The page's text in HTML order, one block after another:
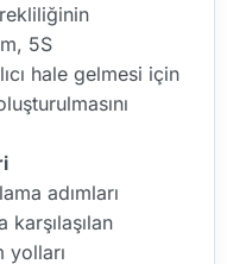
5S
hale gelmesi için
adımları
karşılaşılan
yolları